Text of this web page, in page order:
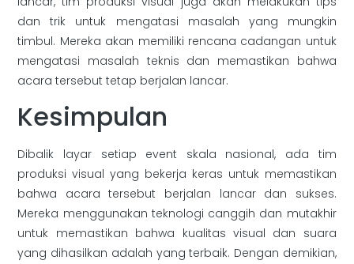
dan trik untuk mengatasi masalah yang mungkin
timbul. Mereka akan memiliki rencana cadangan untuk
mengatasi masalah teknis dan memastikan bahwa
acara tersebut tetap berjalan lancar.
Kesimpulan
Dibalik layar setiap event skala nasional, ada tim
produksi visual yang bekerja keras untuk memastikan
bahwa acara tersebut berjalan lancar dan sukses.
Mereka menggunakan teknologi canggih dan mutakhir
untuk memastikan bahwa kualitas visual dan suara
yang dihasilkan adalah yang terbaik. Dengan demikian,